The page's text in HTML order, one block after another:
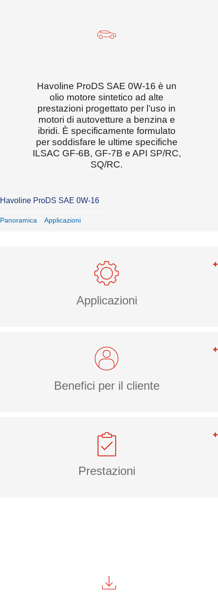
Havoline ProDS SAE 0W-16 è un
olio motore sintetico ad alte
prestazioni progettato per l’uso in
motori di autovetture a benzina e
ibridi. È specificamente formulato
per soddisfare le ultime specifiche
ILSAC GF-6B, GF-7B e API SP/RC,
SQ/RC.
Havoline ProDS SAE 0W-16
Panoramica Applicazioni
Applicazioni
Benefici per il cliente
Prestazioni